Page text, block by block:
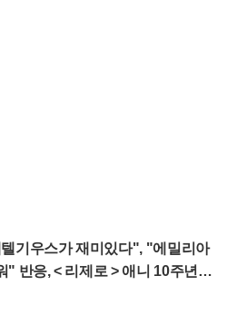
기우스가 재미있다", "에밀리아
" 반응, < 리제로 > 애니 10주년
트 비주얼 공개